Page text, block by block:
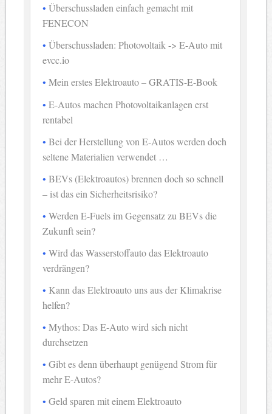
Überschussladen einfach gemacht mit
FENECON
Überschussladen: Photovoltaik -> E-Auto mit
evcc.io
Mein erstes Elektroauto – GRATIS-E-Book
E-Autos machen Photovoltaikanlagen erst
rentabel
Bei der Herstellung von E-Autos werden doch
seltene Materialien verwendet …
BEVs (Elektroautos) brennen doch so schnell
– ist das ein Sicherheitsrisiko?
Werden E-Fuels im Gegensatz zu BEVs die
Zukunft sein?
Wird das Wasserstoffauto das Elektroauto
verdrängen?
Kann das Elektroauto uns aus der Klimakrise
helfen?
Mythos: Das E-Auto wird sich nicht
durchsetzen
Gibt es denn überhaupt genügend Strom für
mehr E-Autos?
Geld sparen mit einem Elektroauto